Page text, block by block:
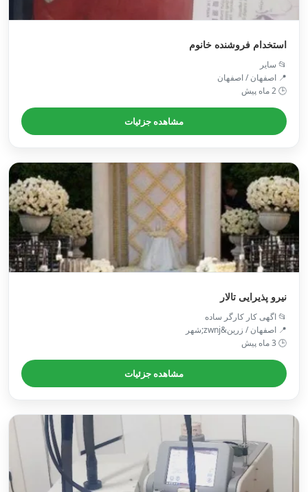
استخدام فروشنده خانوم
📂 سایر
📍 اصفهان / اصفهان
🕒 2 ماه پیش
مشاهده جزئیات
نیرو پذیرایی تالار
📂 اگهی کار کارگر ساده
📍 اصفهان / زرین&zwnj;شهر
🕒 3 ماه پیش
مشاهده جزئیات